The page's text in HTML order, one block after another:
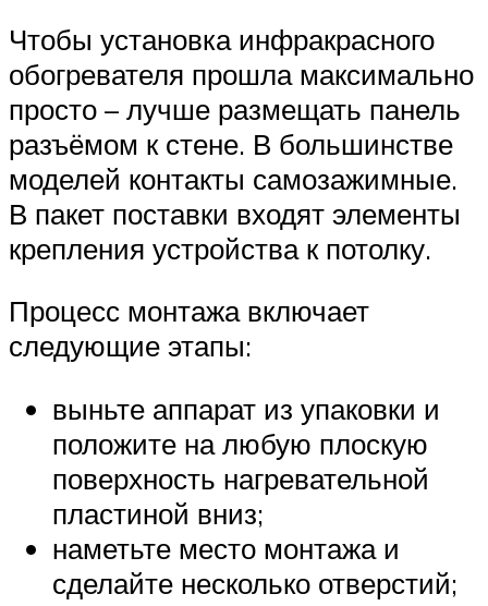
Чтобы установка инфракрасного
обогревателя прошла максимально
просто – лучше размещать панель
разъёмом к стене. В большинстве
моделей контакты самозажимные.
В пакет поставки входят элементы
крепления устройства к потолку.
Процесс монтажа включает
следующие этапы:
выньте аппарат из упаковки и
положите на любую плоскую
поверхность нагревательной
пластиной вниз;
наметьте место монтажа и
сделайте несколько отверстий;